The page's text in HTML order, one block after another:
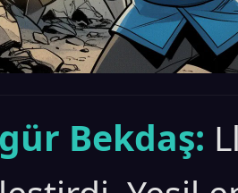
Bekdaş: